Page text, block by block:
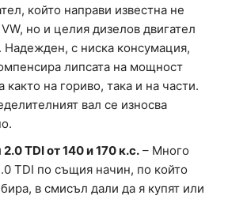
който направи известна не
но и целия дизелов двигател
Надежден, с ниска консумация,
липсата на мощност
както на гориво, така и на части.
вал се износва
TDI от 140 и 170 к.с. – Много
TDI по същия начин, по който
в смисъл дали да я купят или